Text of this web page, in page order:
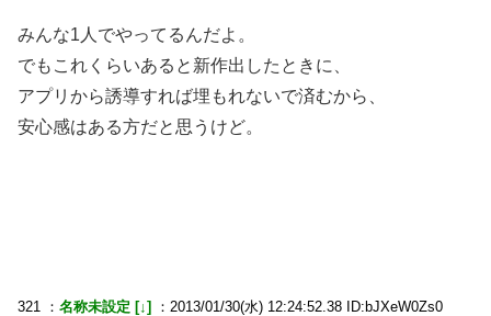
みんな1人でやってるんだよ。
でもこれくらいあると新作出したときに、
アプリから誘導すれば埋もれないで済むから、
安心感はある方だと思うけど。
321 ： 名称未設定 [↓] ：2013/01/30(水) 12:24:52.38 ID:bJXeW0Zs0